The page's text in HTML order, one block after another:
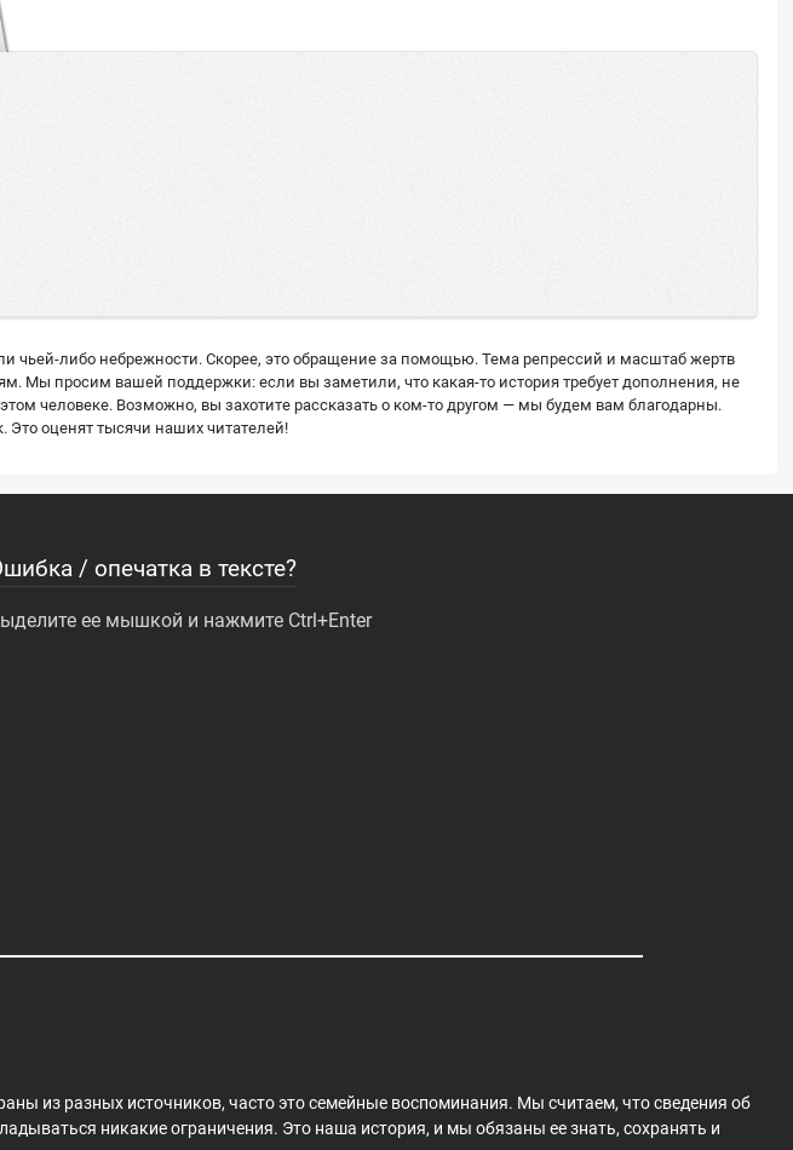
чьей-либо небрежности. Скорее, это обращение за помощью. Тема репрессий и масштаб жертв
Мы просим вашей поддержки: если вы заметили, что какая-то история требует дополнения, не
человеке. Возможно, вы захотите рассказать о ком-то другом — мы будем вам благодарны.
оценят тысячи наших читателей!
/ опечатка в тексте?
ее мышкой и нажмите Ctrl+Enter
из разных источников, часто это семейные воспоминания. Мы считаем, что сведения об
никакие ограничения. Это наша история, и мы обязаны ее знать, сохранять и